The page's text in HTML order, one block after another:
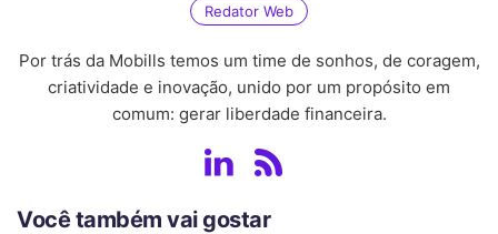
Redator Web
Por trás da Mobills temos um time de sonhos, de coragem,
criatividade e inovação, unido por um propósito em
comum: gerar liberdade financeira.
Você também vai gostar